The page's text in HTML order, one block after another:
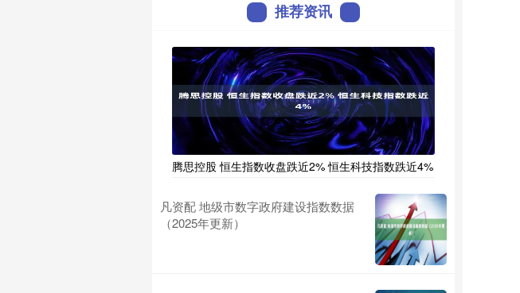
推荐资讯
腾思控股 恒生指数收盘跌近2% 恒生科技指数跌近4%
凡资配 地级市数字政府建设指数数据
（2025年更新）